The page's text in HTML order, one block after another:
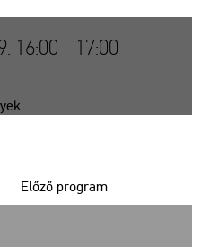
16:00 - 17:00
Előző program